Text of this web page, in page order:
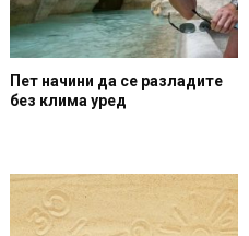
Пет начини да се разладите
без клима уред